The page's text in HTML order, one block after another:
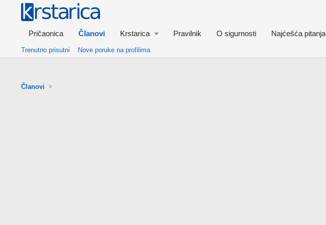
Pričaonica Članovi Krstarica Pravilnik O sigurnosti Najćešća pitanja
Trenutno prisutni Nove poruke na profilima
Članovi